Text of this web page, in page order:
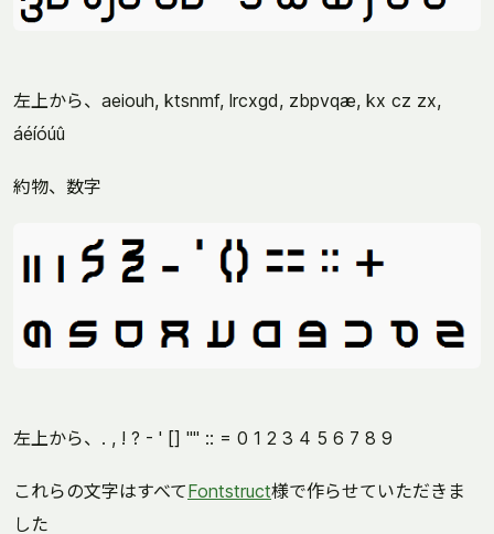
左上から、aeiouh, ktsnmf, lrcxgd, zbpvqæ, kx cz zx,
áéíóúû
約物、数字
左上から、. , ! ? - ' [] "" :: = 0 1 2 3 4 5 6 7 8 9
これらの文字はすべてFontstruct様で作らせていただきま
した